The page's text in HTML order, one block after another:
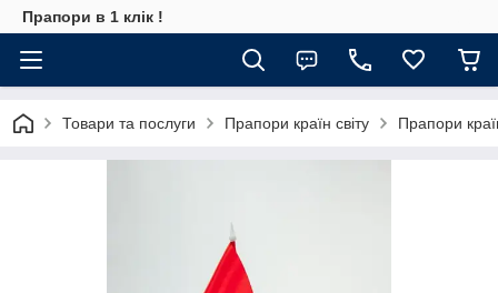
Прапори в 1 клік !
Товари та послуги Прапори країн світу Прапори